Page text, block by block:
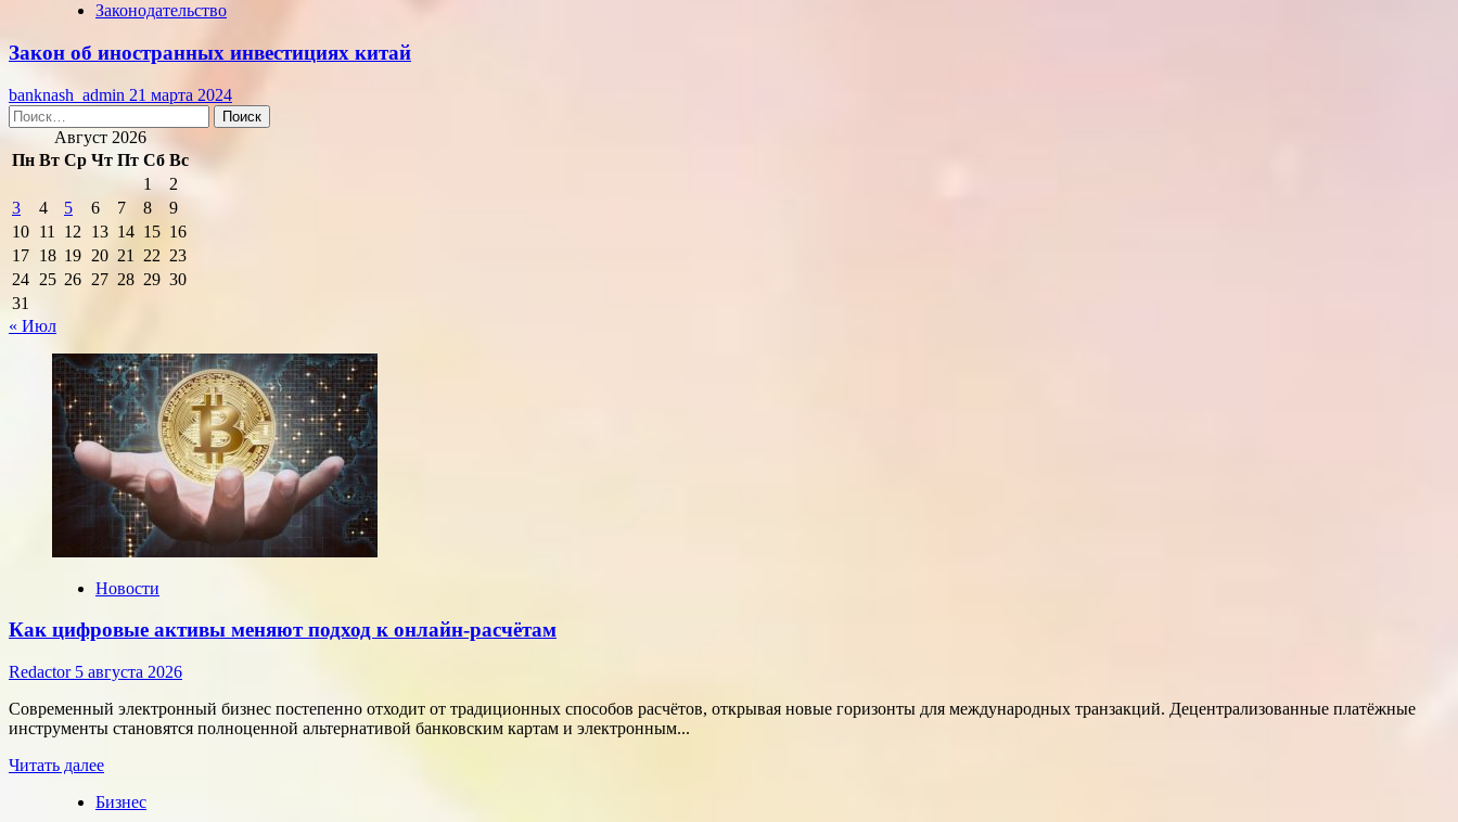
Законодательство
Закон об иностранных инвестициях китай
banknash_admin 21 марта 2024
Найти:
Август 2026
Пн Вт Ср Чт Пт Сб Вс
1
2
3
4 5 6 7 8
9
10 11 12 13 14 15 16
17 18 19 20 21 22 23
24 25 26 27 28 29 30
31
« Июл
Новости
Как цифровые активы меняют подход к онлайн-расчётам
Redactor 5 августа 2026
Современный электронный бизнес постепенно отходит от традиционных способов расчётов, открывая новые горизонты для международных транзакций. Децентрализованные платёжные
инструменты становятся полноценной альтернативой банковским картам и электронным...
Читать далееПрочитать
о
Бизнес